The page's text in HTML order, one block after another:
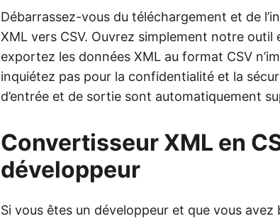
Débarrassez-vous du téléchargement et de
XML vers CSV. Ouvrez simplement notre
exportez les données XML au format CSV
inquiétez pas pour la confidentialité et la
d’entrée et de sortie sont automatiquement
Convertisseur XML en
développeur
Si vous êtes un développeur et que vous